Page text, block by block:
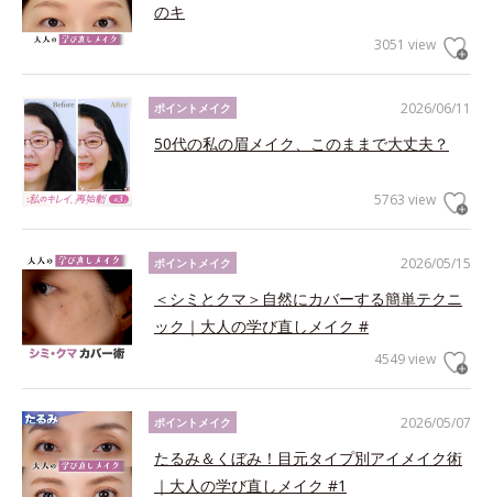
のキ
3051 view
2026/06/11
ポイントメイク
50代の私の眉メイク、このままで大丈夫？
5763 view
2026/05/15
ポイントメイク
＜シミとクマ＞自然にカバーする簡単テクニ
ック｜大人の学び直しメイク #
4549 view
2026/05/07
ポイントメイク
たるみ＆くぼみ！目元タイプ別アイメイク術
｜大人の学び直しメイク #1